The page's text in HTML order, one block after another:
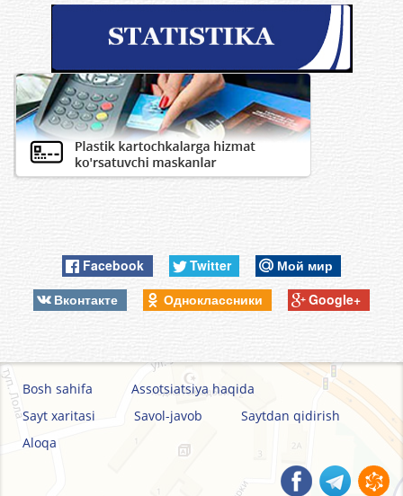
Facebook Twitter
Мой мир
Вконтакте
Одноклассники Google+
Bosh sahifa
Assotsiatsiya haqida
Sayt xaritasi
Savol-javob
Saytdan qidirish
Aloqa